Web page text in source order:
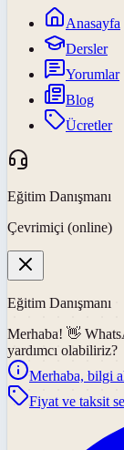
Anasayfa
Dersler
Yorumlar
Blog
Ücretler
Eğitim Danışmanı
Çevrimiçi (online)
Eğitim Danışmanı
Merhaba! 👋
yardımcı olabiliriz?
Merhaba, bilgi
Fiyat ve taksit